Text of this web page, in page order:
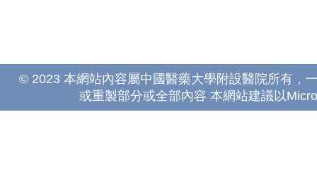
© 2023 本網站內容屬中國醫藥大學附設醫院所有，
或重製部分或全部內容 本網站建議以